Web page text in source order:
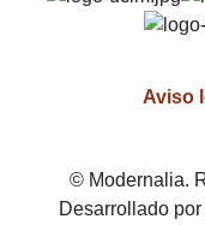
Aviso
© Modernalia.
Desarrollado por